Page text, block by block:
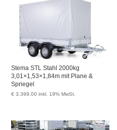
Stema STL Stahl 2000kg
3,01×1,53×1,84m mit Plane &
Spriegel
€ 3.399,00 inkl. 19% MwSt.